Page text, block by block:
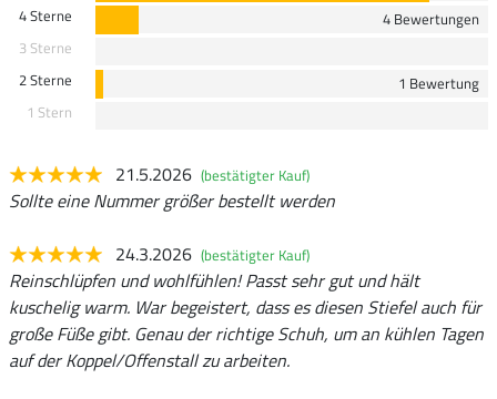
4 Sterne
4 Bewertungen
3 Sterne
2 Sterne
1 Bewertung
1 Stern
21.5.2026 (bestätigter Kauf)
Sollte eine Nummer größer bestellt werden
24.3.2026 (bestätigter Kauf)
Reinschlüpfen und wohlfühlen! Passt sehr gut und hält
kuschelig warm. War begeistert, dass es diesen Stiefel auch für
große Füße gibt. Genau der richtige Schuh, um an kühlen Tagen
auf der Koppel/Offenstall zu arbeiten.